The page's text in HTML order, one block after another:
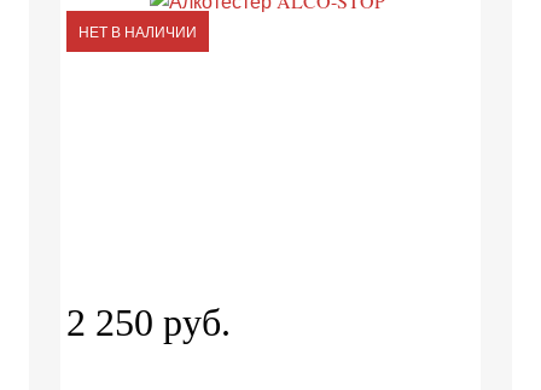
НЕТ В НАЛИЧИИ
2 250 руб.